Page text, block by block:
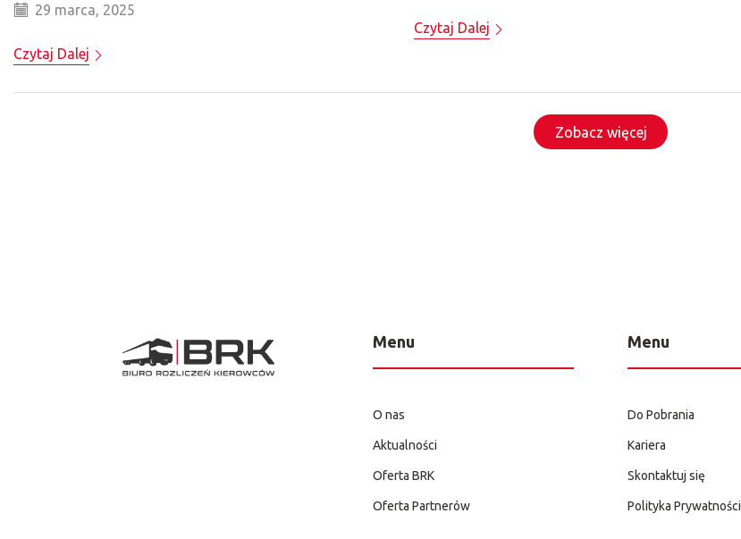
29 marca, 2025
Czytaj Dalej
Czytaj Dalej
Zobacz więcej
Menu
O nas
Aktualności
Oferta BRK
Oferta Partnerów
Menu
Do Pobrania
Kariera
Skontaktuj się
Polityka Prywatności